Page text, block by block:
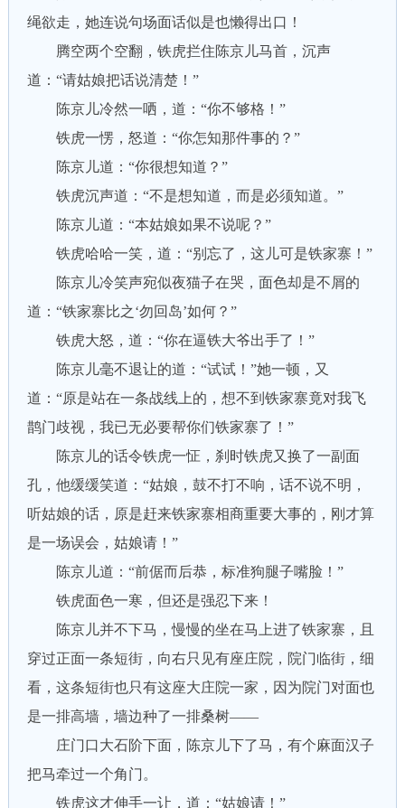
绳欲走，她连说句场面话似是也懒得出口！
腾空两个空翻，铁虎拦住陈京儿马首，沉声
道：“请姑娘把话说清楚！”
陈京儿冷然一哂，道：“你不够格！”
铁虎一愣，怒道：“你怎知那件事的？”
陈京儿道：“你很想知道？”
铁虎沉声道：“不是想知道，而是必须知道。”
陈京儿道：“本姑娘如果不说呢？”
铁虎哈哈一笑，道：“别忘了，这儿可是铁家寨！”
陈京儿冷笑声宛似夜猫子在哭，面色却是不屑的
道：“铁家寨比之‘勿回岛’如何？”
铁虎大怒，道：“你在逼铁大爷出手了！”
陈京儿毫不退让的道：“试试！”她一顿，又
道：“原是站在一条战线上的，想不到铁家寨竟对我飞
鹊门歧视，我已无必要帮你们铁家寨了！”
陈京儿的话令铁虎一怔，刹时铁虎又换了一副面
孔，他缓缓笑道：“姑娘，鼓不打不响，话不说不明，
听姑娘的话，原是赶来铁家寨相商重要大事的，刚才算
是一场误会，姑娘请！”
陈京儿道：“前倨而后恭，标准狗腿子嘴脸！”
铁虎面色一寒，但还是强忍下来！
陈京儿并不下马，慢慢的坐在马上进了铁家寨，且
穿过正面一条短街，向右只见有座庄院，院门临街，细
看，这条短街也只有这座大庄院一家，因为院门对面也
是一排高墙，墙边种了一排桑树——
庄门口大石阶下面，陈京儿下了马，有个麻面汉子
把马牵过一个角门。
铁虎这才伸手一让，道：“姑娘请！”